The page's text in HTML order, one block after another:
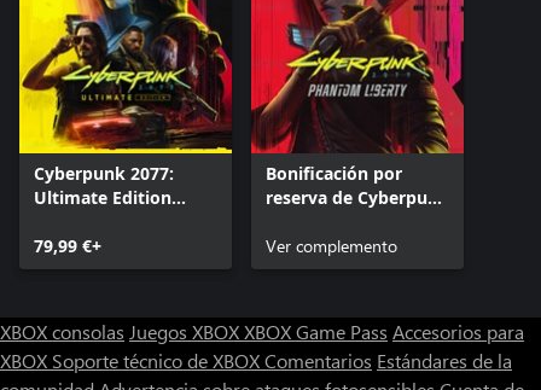
Cyberpunk 2077:
Ultimate Edition
79,99 €+
Bonificación por
reserva de Cyberpunk
Liberty: Quadra
«Justiciero»
Ver complemento
XBOX consolas Juegos XBOXXBOX Game Pass Accesorios para
XBOX Soporte técnico de XBOXComentarios Estándares de la